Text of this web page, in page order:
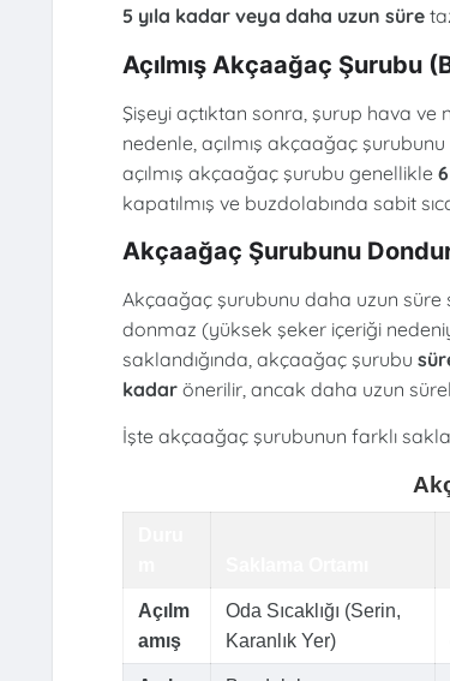
5 yıla kadar veya daha uzun süre
Açılmış Akçaağaç Şurubu
Şişeyi açtıktan sonra, şurup hava ve
nedenle, açılmış akçaağaç şurubunu
açılmış akçaağaç şurubu genellikle
kapatılmış ve buzdolabında sabit
Akçaağaç Şurubunu
Akçaağaç şurubunu daha uzun
donmaz (yüksek şeker içeriği
saklandığında, akçaağaç şurubu
kadarönerilir, ancak daha uzun
İşte akçaağaç şurubunun farklı
Açılm
amış
Oda Sıcaklığı (Serin,
Karanlık Yer)